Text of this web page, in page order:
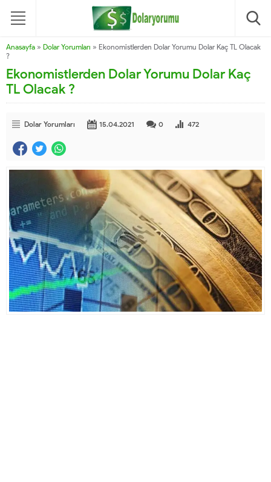
Anasayfa » Dolar Yorumları » Ekonomistlerden Dolar Yorumu Dolar Kaç TL Olacak
?
Ekonomistlerden Dolar Yorumu Dolar Kaç
TL Olacak ?
Dolar Yorumları 15.04.2021 0 472